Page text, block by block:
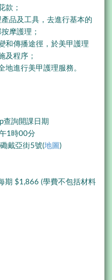
款；
品及工具，去進行基本的
摩護理；
和傳播途徑，於美甲護理
及程序；
地進行美甲護理服務。
查詢開課日期
1時00分
戴亞街5號(地圖)
期 $1,866 (學費不包括材料